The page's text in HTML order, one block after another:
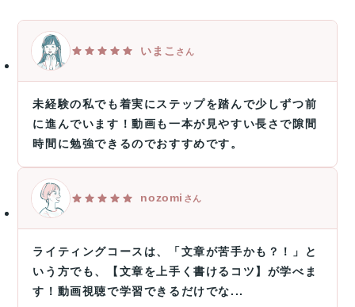
いまこ さん
未経験の私でも着実にステップを踏んで少しずつ前
に進んでいます！動画も一本が見やすい長さで隙間
時間に勉強できるのでおすすめです。
nozomi さん
ライティングコースは、「文章が苦手かも？！」と
いう方でも、【文章を上手く書けるコツ】が学べま
す！動画視聴で学習できるだけでな...